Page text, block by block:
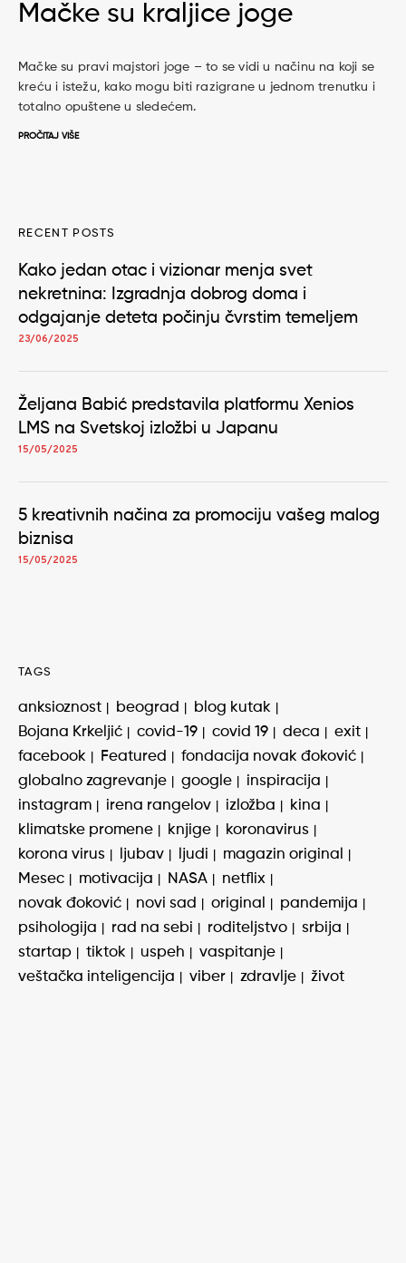
Mačke su kraljice joge
Mačke su pravi majstori joge – to se vidi u načinu na koji se
kreću i istežu, kako mogu biti razigrane u jednom trenutku i ​​
totalno opuštene u sledećem.
PROČITAJ VIŠE
RECENT POSTS
Kako jedan otac i vizionar menja svet
nekretnina: Izgradnja dobrog doma i
odgajanje deteta počinju čvrstim temeljem
23/06/2025
Željana Babić predstavila platformu Xenios
LMS na Svetskoj izložbi u Japanu
15/05/2025
5 kreativnih načina za promociju vašeg malog
biznisa
15/05/2025
TAGS
anksioznost beograd
blog kutak
Bojana Krkeljić
covid-19 covid 19 deca
exit
facebook
Featured
fondacija novak đoković
globalno zagrevanje
google
inspiracija
instagram
irena rangelov izložba
kina
klimatske promene
knjige
koronavirus
korona virus
ljubav ljudi
magazin original
Mesec
motivacija NASA
netflix
novak đoković
novi sad original
pandemija
psihologija
rad na sebi roditeljstvo
srbija
startap
tiktok uspeh
vaspitanje
veštačka inteligencija
viber zdravlje život